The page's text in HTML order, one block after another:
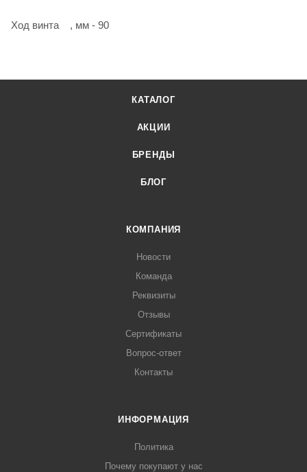
Ход винта , мм - 90
КАТАЛОГ
АКЦИИ
БРЕНДЫ
БЛОГ
КОМПАНИЯ
Новости
Команда
Реквизиты
Отзывы
Сертификаты
Вопрос-ответ
Контакты
ИНФОРМАЦИЯ
Политика
Почему покупают у нас